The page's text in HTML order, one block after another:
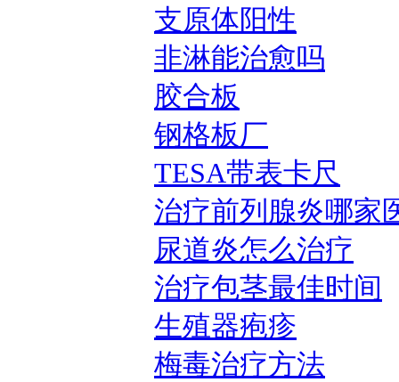
支原体阳性
非淋能治愈吗
胶合板
钢格板厂
TESA带表卡尺
治疗前列腺炎哪家
尿道炎怎么治疗
治疗包茎最佳时间
生殖器疱疹
梅毒治疗方法